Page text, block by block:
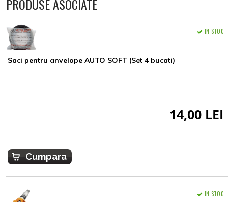
PRODUSE ASOCIATE
Saci pentru anvelope AUTO SOFT (Set 4 bucati)
IN STOC
14,00 LEI
Cumpara
IN STOC